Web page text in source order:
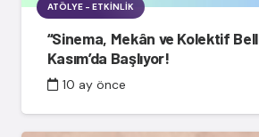
ATÖLYE - ETKINLIK
“Sinema, Mekân ve Kolektif
Kasım’da Başlıyor!
10 ay önce